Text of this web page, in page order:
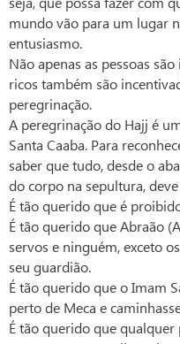
mundo vão para um lugar
entusiasmo.
Não apenas as pessoas
ricos também são
peregrinação.
A peregrinação do Hajj é
Santa Caaba. Para
saber que tudo, desde o
do corpo na sepultura,
É tão querido que é
É tão querido que Abraão
servos e ninguém, exceto
seu guardião.
É tão querido que o Imam
perto de Meca e
É tão querido que qualquer